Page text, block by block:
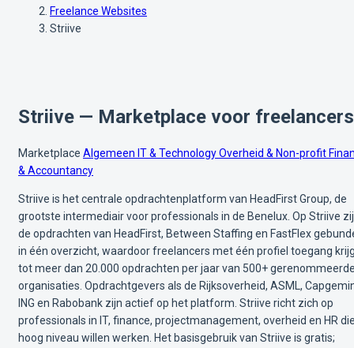
Freelance Websites
Striive
Striive — Marketplace voor freelancers
Marketplace Algemeen IT & TechnologyOverheid & Non-profit
& Accountancy
Striive is het centrale opdrachtenplatform van HeadFirst Group, de
grootste intermediair voor professionals in de Benelux. Op Striive
de opdrachten van HeadFirst, Between Staffing en FastFlex
in één overzicht, waardoor freelancers met één profiel toegang
tot meer dan 20.000 opdrachten per jaar van 500+
organisaties. Opdrachtgevers als de Rijksoverheid, ASML,
ING en Rabobank zijn actief op het platform. Striive richt zich op
professionals in IT, finance, projectmanagement, overheid en HR
hoog niveau willen werken. Het basisgebruik van Striive is gratis;